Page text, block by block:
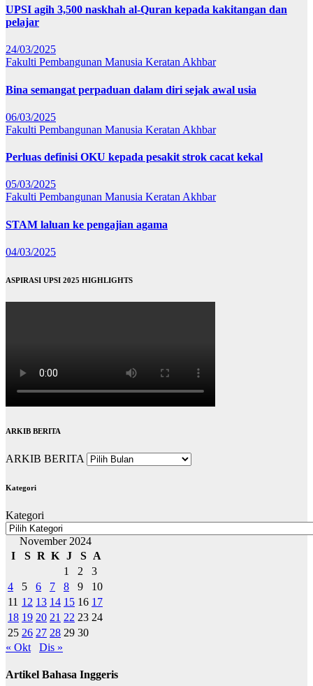
UPSI agih 3,500 naskhah al-Quran kepada kakitangan dan
pelajar
24/03/2025
Fakulti Pembangunan Manusia Keratan Akhbar
Bina semangat perpaduan dalam diri sejak awal usia
06/03/2025
Fakulti Pembangunan Manusia Keratan Akhbar
Perluas definisi OKU kepada pesakit strok cacat kekal
05/03/2025
Fakulti Pembangunan Manusia Keratan Akhbar
STAM laluan ke pengajian agama
04/03/2025
ASPIRASI UPSI 2025 HIGHLIGHTS
ARKIB BERITA
ARKIB BERITA
Kategori
Kategori
November 2024
I
S R K J S
A
1
2
3
4
5 6 7 8 9
10
11 12 13 14 15 16 17
18 19 20 21 22 23 24
25 26 27 28 29 30
« Okt
Dis »
Artikel Bahasa Inggeris